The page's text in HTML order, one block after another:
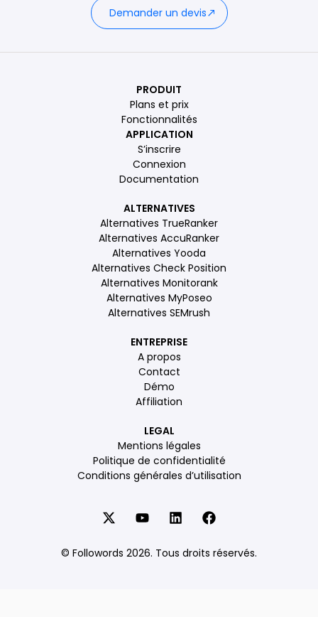
Demander un devis
PRODUIT
Plans et prix
Fonctionnalités
APPLICATION
S’inscrire
Connexion
Documentation
ALTERNATIVES
Alternatives TrueRanker
Alternatives AccuRanker
Alternatives Yooda
Alternatives Check Position
Alternatives Monitorank
Alternatives MyPoseo
Alternatives SEMrush
ENTREPRISE
A propos
Contact
Démo
Affiliation
LEGAL
Mentions légales
Politique de confidentialité
Conditions générales d’utilisation
© Followords 2026. Tous droits réservés.